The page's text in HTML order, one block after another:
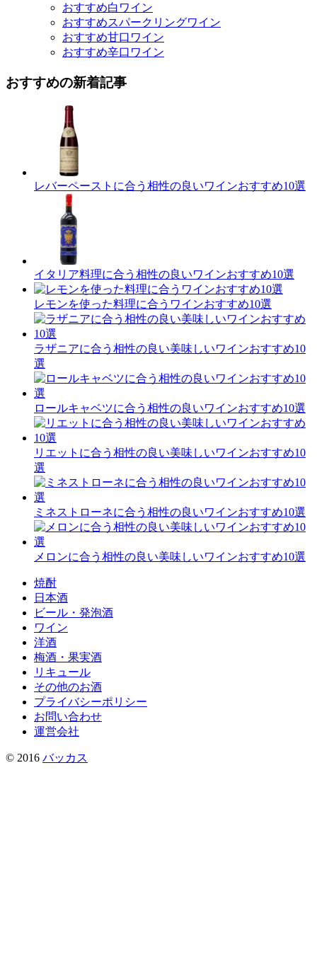
おすすめ白ワイン
おすすめスパークリングワイン
おすすめ甘口ワイン
おすすめ辛口ワイン
おすすめの新着記事
レバーペーストに合う相性の良いワインおすすめ10選
イタリア料理に合う相性の良いワインおすすめ10選
レモンを使った料理に合うワインおすすめ10選
ラザニアに合う相性の良い美味しいワインおすすめ10
選
ロールキャベツに合う相性の良いワインおすすめ10選
リエットに合う相性の良い美味しいワインおすすめ10
選
ミネストローネに合う相性の良いワインおすすめ10選
メロンに合う相性の良い美味しいワインおすすめ10選
焼酎
日本酒
ビール・発泡酒
ワイン
洋酒
梅酒・果実酒
リキュール
その他のお酒
プライバシーポリシー
お問い合わせ
運営会社
© 2016 バッカス